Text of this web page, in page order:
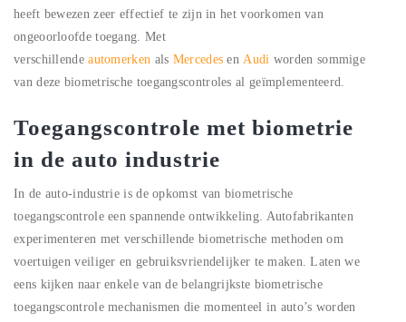
heeft bewezen zeer effectief te zijn in het voorkomen van
ongeoorloofde toegang. Met
verschillendeautomerken als Mercedes enAudi worden sommige
van deze biometrische toegangscontroles al geïmplementeerd.
Toegangscontrole met biometrie
in de auto industrie
In de auto-industrie is de opkomst van biometrische
toegangscontrole een spannende ontwikkeling. Autofabrikanten
experimenteren met verschillende biometrische methoden om
voertuigen veiliger en gebruiksvriendelijker te maken. Laten we
eens kijken naar enkele van de belangrijkste biometrische
toegangscontrole mechanismen die momenteel in auto’s worden